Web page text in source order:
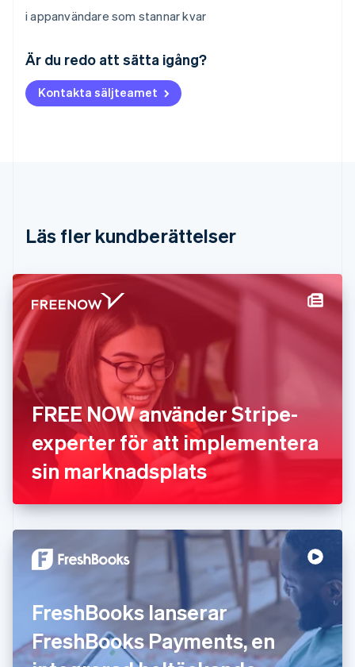
i appanvändare som stannar kvar
Är du redo att sätta igång?
Kontakta säljteamet
Läs fler kundberättelser
FREE NOW använder Stripe-
experter för att implementera
sin marknadsplats
FreshBooks lanserar
FreshBooks Payments, en
Belgien
NederlandsFrançaisDeutsch
Brasilien
PortuguêsEnglish
English
Finland
EnglishSvenska
Frankrike
English
Förenade Arabemiraten
English
Gibraltar
English
Grekland
English
Hongkong SAR, Kina
English 简体中文
Indien
Irland
English
Italien
ItalianoEnglish
Kanada
English Français
Kroatien
English Italiano